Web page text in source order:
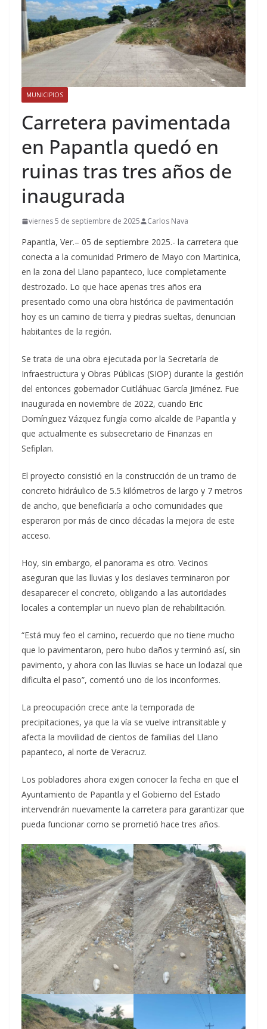
MUNICIPIOS
Carretera pavimentada
en Papantla quedó en
ruinas tras tres años de
inaugurada
viernes 5 de septiembre de 2025 Carlos Nava
Papantla, Ver.– 05 de septiembre 2025.- la carretera que
conecta a la comunidad Primero de Mayo con Martinica,
en la zona del Llano papanteco, luce completamente
destrozado. Lo que hace apenas tres años era
presentado como una obra histórica de pavimentación
hoy es un camino de tierra y piedras sueltas, denuncian
habitantes de la región.
Se trata de una obra ejecutada por la Secretaría de
Infraestructura y Obras Públicas (SIOP) durante la gestión
del entonces gobernador Cuitláhuac García Jiménez. Fue
inaugurada en noviembre de 2022, cuando Eric
Domínguez Vázquez fungía como alcalde de Papantla y
que actualmente es subsecretario de Finanzas en
Sefiplan.
El proyecto consistió en la construcción de un tramo de
concreto hidráulico de 5.5 kilómetros de largo y 7 metros
de ancho, que beneficiaría a ocho comunidades que
esperaron por más de cinco décadas la mejora de este
acceso.
Hoy, sin embargo, el panorama es otro. Vecinos
aseguran que las lluvias y los deslaves terminaron por
desaparecer el concreto, obligando a las autoridades
locales a contemplar un nuevo plan de rehabilitación.
“Está muy feo el camino, recuerdo que no tiene mucho
que lo pavimentaron, pero hubo daños y terminó así, sin
pavimento, y ahora con las lluvias se hace un lodazal que
dificulta el paso”, comentó uno de los inconformes.
La preocupación crece ante la temporada de
precipitaciones, ya que la vía se vuelve intransitable y
afecta la movilidad de cientos de familias del Llano
papanteco, al norte de Veracruz.
Los pobladores ahora exigen conocer la fecha en que el
Ayuntamiento de Papantla y el Gobierno del Estado
intervendrán nuevamente la carretera para garantizar que
pueda funcionar como se prometió hace tres años.